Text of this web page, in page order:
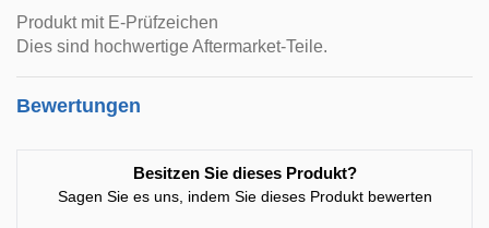
Produkt mit E-Prüfzeichen
Dies sind hochwertige Aftermarket-Teile.
Bewertungen
Besitzen Sie dieses Produkt?
Sagen Sie es uns, indem Sie dieses Produkt bewerten